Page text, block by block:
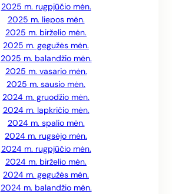
2025 m. rugpjūčio mėn.
2025 m. liepos mėn.
2025 m. birželio mėn.
2025 m. gegužės mėn.
2025 m. balandžio mėn.
2025 m. vasario mėn.
2025 m. sausio mėn.
2024 m. gruodžio mėn.
2024 m. lapkričio mėn.
2024 m. spalio mėn.
2024 m. rugsėjo mėn.
2024 m. rugpjūčio mėn.
2024 m. birželio mėn.
2024 m. gegužės mėn.
2024 m. balandžio mėn.